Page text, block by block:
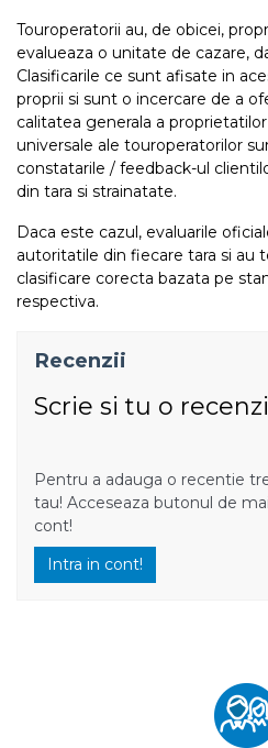
Touroperatorii au, de obicei,
evalueaza o unitate de cazare,
Clasificarile ce sunt afisate in
proprii si sunt o incercare de a
calitatea generala a
universale ale touroperatorilor
constatarile / feedback-ul
din tara si strainatate.
Daca este cazul, evaluarile
autoritatile din fiecare tara si au
clasificare corecta bazata pe
respectiva.
Recenzii
Scrie si tu o
Pentru a adauga o recentie
tau! Acceseaza butonul de
cont!
Intra in cont!